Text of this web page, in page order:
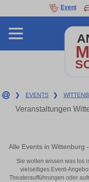
Event
❯ EVENTS ❯
Veranstaltungen
Alle Events in Wittenburg
Sie wollen wissen was los
vielseitiges Event-
Theateraufführungen oder